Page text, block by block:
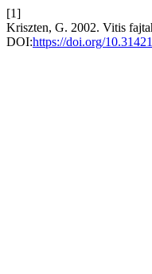
[1]
Kriszten, G. 2002. Vitis
DOI:https://doi.org/